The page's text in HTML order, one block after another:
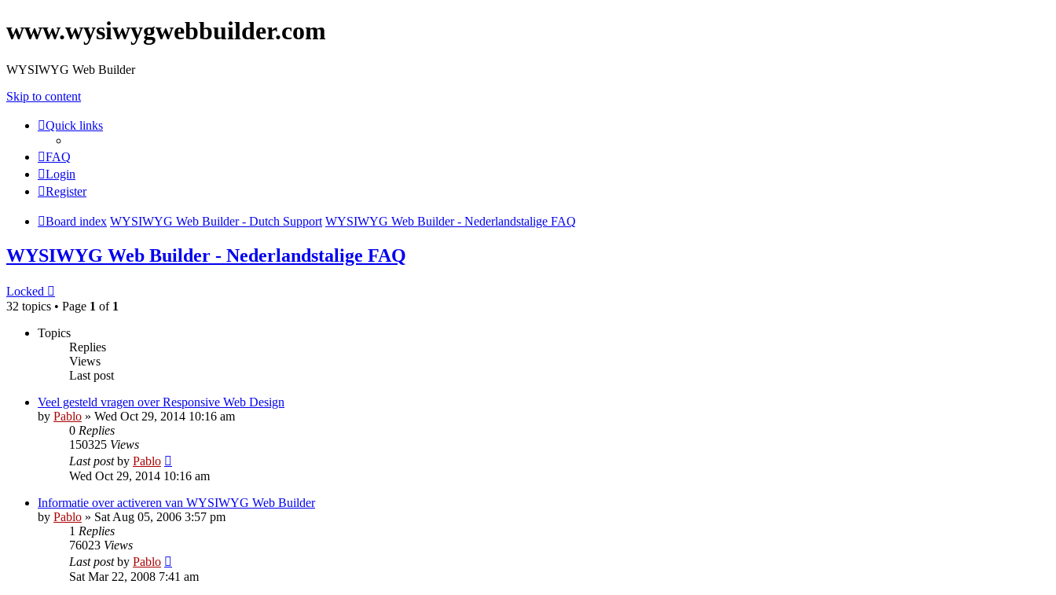
www.wysiwygwebbuilder.com
WYSIWYG Web Builder
Skip to content
Quick links
FAQ
Login
Register
Board index WYSIWYG Web Builder - Dutch Support WYSIWYG Web Builder - Nederlandstalige FAQ
WYSIWYG Web Builder - Nederlandstalige FAQ
Locked
32 topics • Page 1 of 1
Topics
Replies
Views
Last post
Veel gesteld vragen over Responsive Web Design
by Pablo » Wed Oct 29, 2014 10:16 am
0 Replies
150325 Views
Last postby Pablo
Wed Oct 29, 2014 10:16 am
Informatie over activeren van WYSIWYG Web Builder
by Pablo » Sat Aug 05, 2006 3:57 pm
1 Replies
76023 Views
Last postby Pablo
Sat Mar 22, 2008 7:41 am